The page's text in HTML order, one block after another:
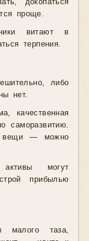
докопаться
проще.
витают в
терпения.
либо
нет.
качественная
саморазвитию.
вещи — можно
могут
прибылью
малого таза,